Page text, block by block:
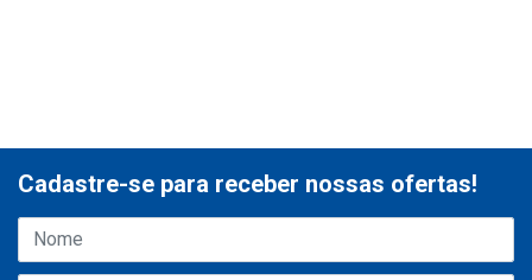
Cadastre-se para receber nossas ofertas!